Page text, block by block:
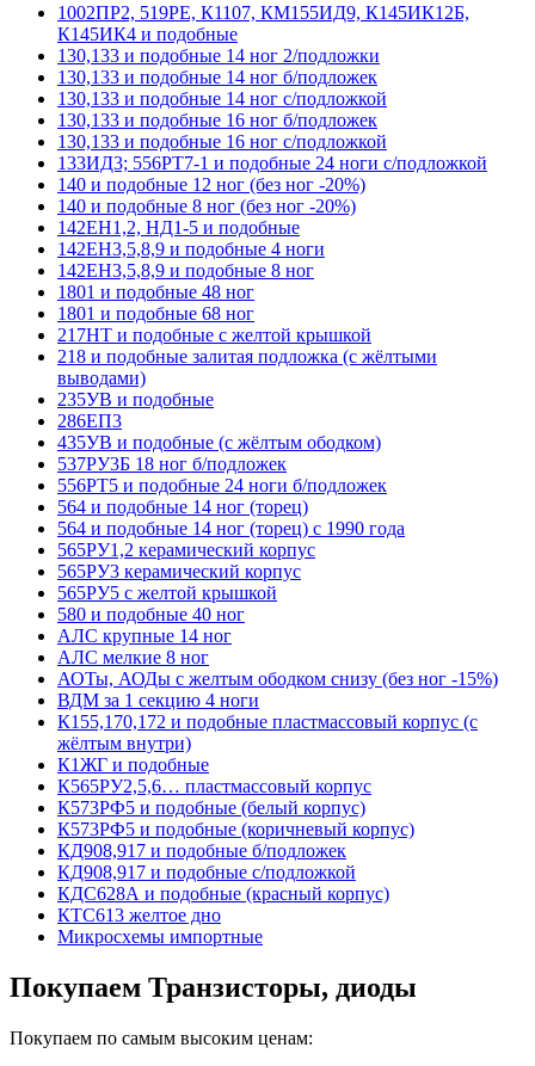
1002ПР2, 519РЕ, К1107, КМ155ИД9, К145ИК12Б,
К145ИК4 и подобные
130,133 и подобные 14 ног 2/подложки
130,133 и подобные 14 ног б/подложек
130,133 и подобные 14 ног с/подложкой
130,133 и подобные 16 ног б/подложек
130,133 и подобные 16 ног с/подложкой
133ИД3; 556РТ7-1 и подобные 24 ноги с/подложкой
140 и подобные 12 ног (без ног -20%)
140 и подобные 8 ног (без ног -20%)
142ЕН1,2, НД1-5 и подобные
142ЕН3,5,8,9 и подобные 4 ноги
142ЕН3,5,8,9 и подобные 8 ног
1801 и подобные 48 ног
1801 и подобные 68 ног
217НТ и подобные с желтой крышкой
218 и подобные залитая подложка (с жёлтыми
выводами)
235УВ и подобные
286ЕП3
435УВ и подобные (с жёлтым ободком)
537РУ3Б 18 ног б/подложек
556РТ5 и подобные 24 ноги б/подложек
564 и подобные 14 ног (торец)
564 и подобные 14 ног (торец) с 1990 года
565РУ1,2 керамический корпус
565РУ3 керамический корпус
565РУ5 с желтой крышкой
580 и подобные 40 ног
АЛС крупные 14 ног
АЛС мелкие 8 ног
АОТы, АОДы с желтым ободком снизу (без ног -15%)
ВДМ за 1 секцию 4 ноги
К155,170,172 и подобные пластмассовый корпус (с
жёлтым внутри)
К1ЖГ и подобные
К565РУ2,5,6… пластмассовый корпус
К573РФ5 и подобные (белый корпус)
К573РФ5 и подобные (коричневый корпус)
КД908,917 и подобные б/подложек
КД908,917 и подобные с/подложкой
КДС628А и подобные (красный корпус)
КТС613 желтое дно
Микросхемы импортные
Покупаем Транзисторы, диоды
Покупаем по самым высоким ценам: